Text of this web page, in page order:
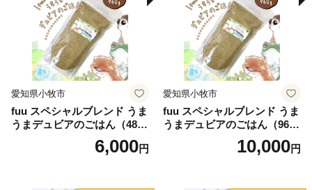
愛知県小牧市
fuu スペシャルブレンド うま
うまデュビアのごはん（480
6,000円
愛知県小牧市
fuu スペシャルブレンド うま
うまデュビアのごはん（960
10,000円